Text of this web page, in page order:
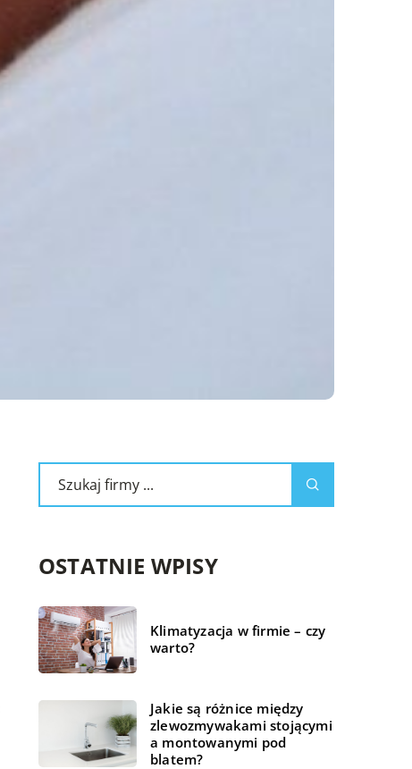
OSTATNIE WPISY
Klimatyzacja w firmie – czy
warto?
Jakie są różnice między
zlewozmywakami stojącymi
a montowanymi pod
blatem?